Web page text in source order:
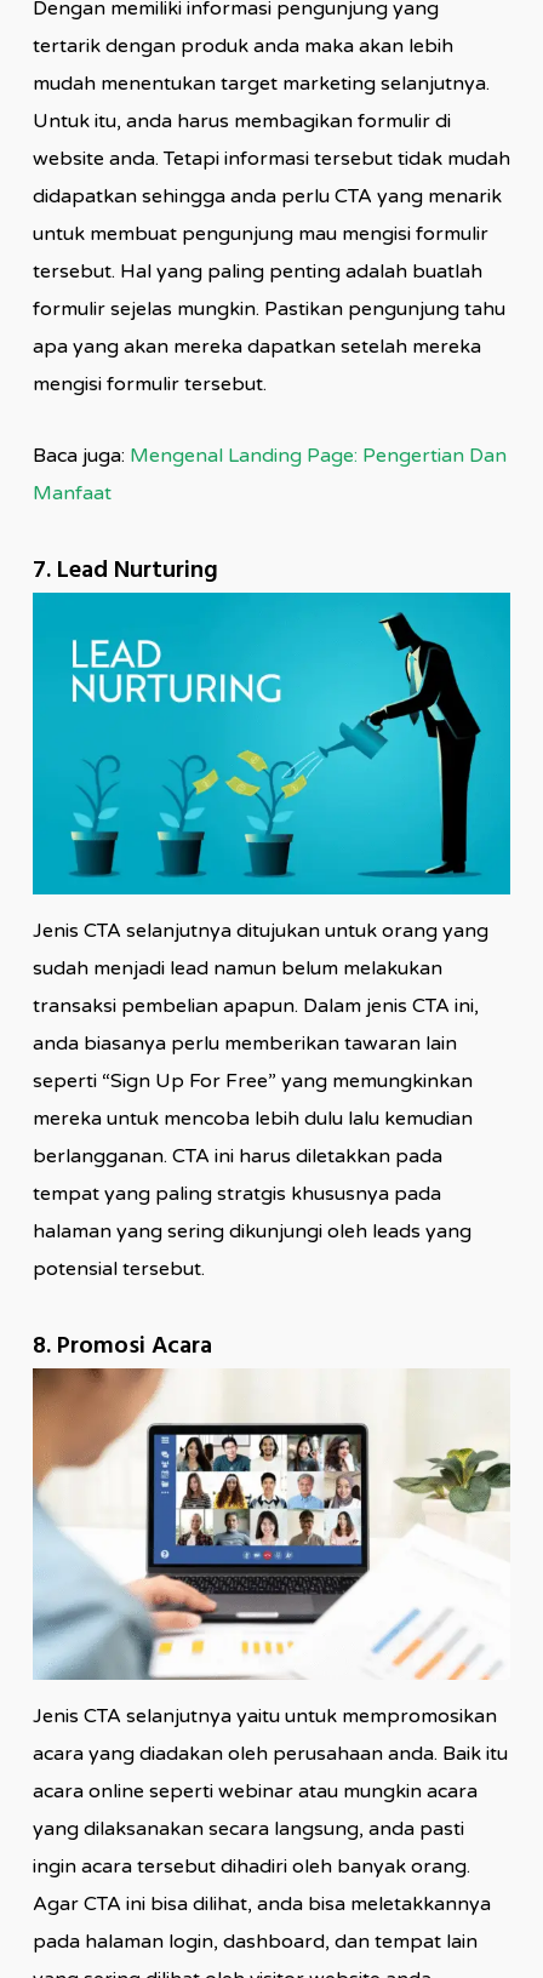
Dengan memiliki informasi pengunjung yang
tertarik dengan produk anda maka akan lebih
mudah menentukan target marketing selanjutnya.
Untuk itu, anda harus membagikan formulir di
website anda. Tetapi informasi tersebut tidak mudah
didapatkan sehingga anda perlu CTA yang menarik
untuk membuat pengunjung mau mengisi formulir
tersebut. Hal yang paling penting adalah buatlah
formulir sejelas mungkin. Pastikan pengunjung tahu
apa yang akan mereka dapatkan setelah mereka
mengisi formulir tersebut.
Baca juga: Mengenal Landing Page: Pengertian Dan
Manfaat
7. Lead Nurturing
Jenis CTA selanjutnya ditujukan untuk orang yang
sudah menjadi lead namun belum melakukan
transaksi pembelian apapun. Dalam jenis CTA ini,
anda biasanya perlu memberikan tawaran lain
seperti “Sign Up For Free” yang memungkinkan
mereka untuk mencoba lebih dulu lalu kemudian
berlangganan. CTA ini harus diletakkan pada
tempat yang paling stratgis khususnya pada
halaman yang sering dikunjungi oleh leads yang
potensial tersebut.
8. Promosi Acara
Jenis CTA selanjutnya yaitu untuk mempromosikan
acara yang diadakan oleh perusahaan anda. Baik itu
acara online seperti webinar atau mungkin acara
yang dilaksanakan secara langsung, anda pasti
ingin acara tersebut dihadiri oleh banyak orang.
Agar CTA ini bisa dilihat, anda bisa meletakkannya
pada halaman login, dashboard, dan tempat lain